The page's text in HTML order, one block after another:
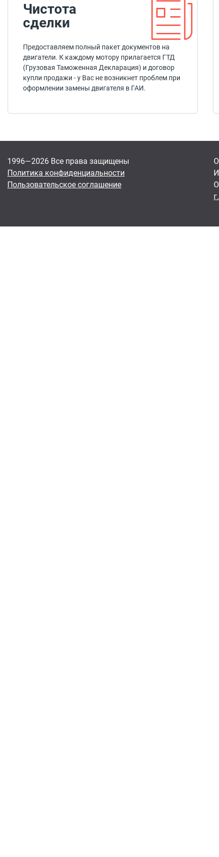
Чистота
сделки
Предоставляем полный пакет документов на
двигатели. К каждому мотору прилагается ГТД
(Грузовая Таможенная Декларация) и договор
купли продажи - у Вас не возникнет проблем при
оформлении замены двигателя в ГАИ.
1996—2026 Все права защищены
Политика конфиденциальности
Пользовательское соглашение